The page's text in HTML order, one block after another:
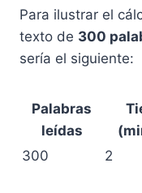
Para ilustrar el
texto de 300
sería el siguiente:
Palabras
leídas
300
2